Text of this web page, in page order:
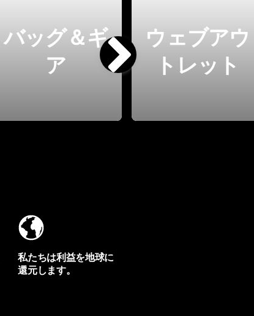
バッグ＆ギ
ア
ウェブアウ
トレット
私たちは利益を地球に
還元します。